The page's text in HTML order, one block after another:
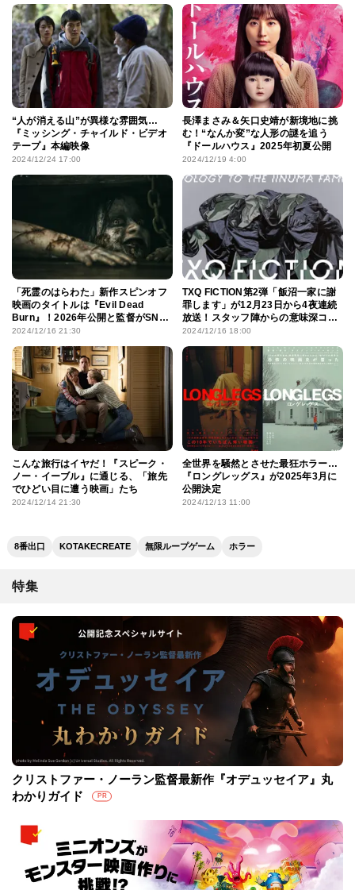
“人が消える山”が異様な雰囲気…
『ミッシング・チャイルド・ビデオ
テープ』本編映像
2024/12/24 17:00
長澤まさみ＆矢口史靖が新境地に挑
む！“なんか変”な人形の謎を追う
『ドールハウス』2025年初夏公開
2024/12/19 4:00
「死霊のはらわた」新作スピンオフ
映画のタイトルは『Evil Dead
Burn』！2026年公開と監督がSNS
で明らかに
2024/12/16 21:30
TXQ FICTION第2弾「飯沼一家に謝
罪します」が12月23日から4夜連続
放送！スタッフ陣からの意味深コメ
ントも
2024/12/16 18:00
こんな旅行はイヤだ！『スピーク・
ノー・イーブル』に通じる、「旅先
でひどい目に遭う映画」たち
2024/12/14 21:30
全世界を騒然とさせた最狂ホラー…
『ロングレッグス』が2025年3月に
公開決定
2024/12/13 11:00
8番出口 KOTAKECREATE 無限ループゲーム ホラー
特集
クリストファー・ノーラン監督最新作『オデュッセイア』丸
わかりガイド
PR